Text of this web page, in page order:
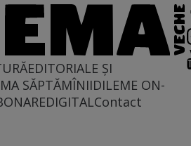
EDITORIALE ȘI
SĂPTĂMÎNIIDILEME ON-
DIGITALContact